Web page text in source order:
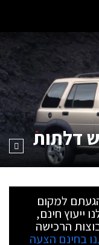
דלתות
למקום
ייעוץ חינם,
הרכישה
בחינם הצעה